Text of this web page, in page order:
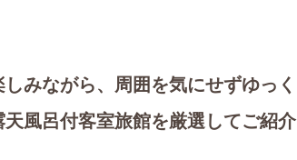
みながら、周囲を気にせずゆっく
風呂付客室旅館を厳選してご紹介